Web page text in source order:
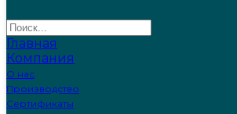
Главная
Компания
О нас
Производство
Сертификаты